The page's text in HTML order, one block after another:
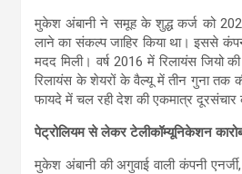
मुकेश अंबानी ने समूह के शुद्ध कर्ज को
लाने का संकल्प जाहिर किया था। इससे
मदद मिली। वर्ष 2016 में रिलायंस
रिलायंस के शेयरों के वैल्यू में तीन गुना तक
फायदे में चल रही देश की एकमात्र दूरसंचार
पेट्रोलियम से लेकर टेलीकॉम्यूनिकेशन
मुकेश अंबानी की अगुवाई वाली कंपनी